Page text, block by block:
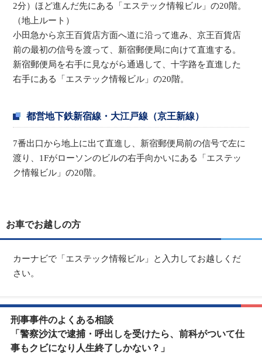
2分）ほど進んだ先にある「エステック情報ビル」の20階。
（地上ルート）
小田急から京王百貨店方面へ道に沿って進み、京王百貨店
前の最初の信号を渡って、新宿郵便局に向けて直進する。
新宿郵便局を右手に見ながら通過して、十字路を直進した
右手にある「エステック情報ビル」の20階。
都営地下鉄新宿線・大江戸線（京王新線）
7番出口から地上に出て直進し、新宿郵便局前の信号で左に
渡り、1Fがローソンのビルの右手向かいにある「エステッ
ク情報ビル」の20階。
お車でお越しの方
カーナビで「エステック情報ビル」と入力してお越しくだ
さい。
刑事事件のよくある相談
「警察沙汰で逮捕・呼出しを受けたら、前科がついて仕
事もクビになり人生終了しかない？」